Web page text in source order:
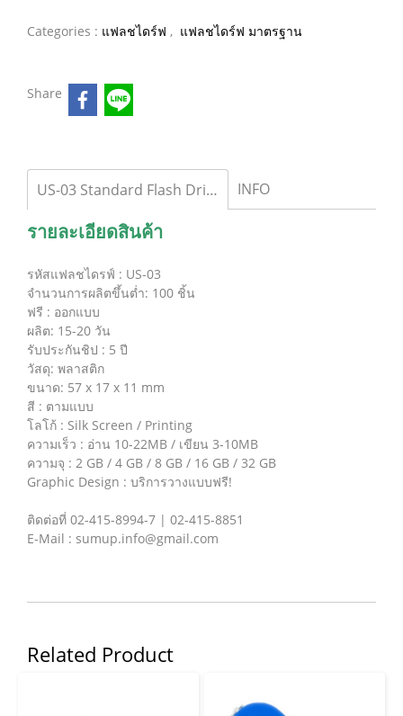
Categories : แฟลชไดร์ฟ , แฟลชไดร์ฟ มาตรฐาน
Share
US-03 Standard Flash Drive แฟลชไดร์ฟมาตรฐาน INFO
รายละเอียดสินค้า
รหัสแฟลชไดรฟ์ : US-03
จำนวนการผลิตขึ้นต่ำ: 100 ชิ้น
ฟรี : ออกแบบ
ผลิต: 15-20 วัน
รับประกันชิป : 5 ปี
วัสดุ: พลาสติก
ขนาด: 57 x 17 x 11 mm
สี : ตามแบบ
โลโก้ : Silk Screen / Printing
ความเร็ว : อ่าน 10-22MB / เขียน 3-10MB
ความจุ : 2 GB / 4 GB / 8 GB / 16 GB / 32 GB
Graphic Design : บริการวางแบบฟรี!
ติดต่อที่ 02-415-8994-7 | 02-415-8851
E-Mail : sumup.info@gmail.com
Related Product